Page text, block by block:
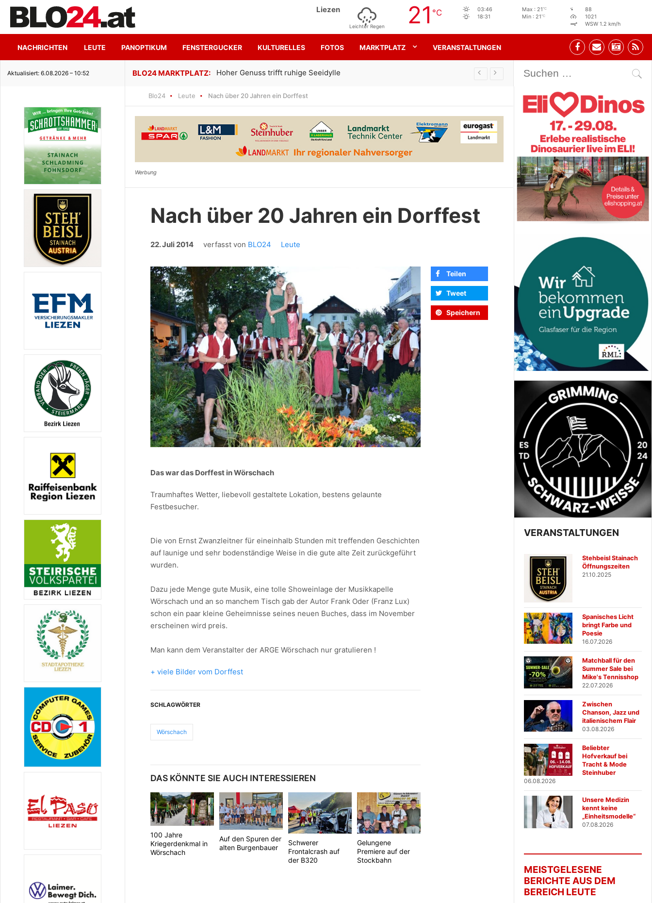
Liezen
Leichter Regen 21 °C
03:46
18:31
Max : 21°C
Min : 21°C
88
1021
WSW 1.2 km/h
NACHRICHTEN LEUTE PANOPTIKUM FENSTERGUCKER KULTURELLES FOTOS MARKTPLATZ VERANSTALTUNGEN
Aktualisiert: 6.08.2026 – 10:52
Seeidylle Gemeinsam für den SK Sturm Stehbeisl Stainach Öffnungszeiten
Blo24 Leute Nach über 20 Jahren ein Dorffest
Nach über 20 Jahren ein Dorffest
22. Juli 2014 verfasst von BLO24 Leute
Das war das Dorffest in Wörschach
Traumhaftes Wetter, liebevoll gestaltete Lokation, bestens gelaunte
Festbesucher.
Die von Ernst Zwanzleitner für eineinhalb Stunden mit treffenden Geschichten
auf launige und sehr bodenständige Weise in die gute alte Zeit zurückgeführt
wurden.
Dazu jede Menge gute Musik, eine tolle Showeinlage der Musikkapelle
Wörschach und an so manchem Tisch gab der Autor Frank Oder (Franz Lux)
schon ein paar kleine Geheimnisse seines neuen Buches, dass im November
erscheinen wird preis.
Man kann dem Veranstalter der ARGE Wörschach nur gratulieren !
+ viele Bilder vom Dorffest
SCHLAGWÖRTER
Wörschach
DAS KÖNNTE SIE AUCH INTERESSIEREN
100 Jahre
Kriegerdenkmal in
Wörschach
Auf den Spuren der
alten Burgenbauer
Schwerer
Frontalcrash auf
der B320
Gelungene
Premiere auf der
Stockbahn
Teilen
Tweet
Speichern
VERANSTALTUNGEN
Stehbeisl Stainach
Öffnungszeiten
21.10.2025
Spanisches Licht
bringt Farbe und
Poesie
16.07.2026
Matchball für den
Summer Sale bei
Mike's Tennisshop
22.07.2026
Zwischen
Chanson, Jazz und
italienischem Flair
03.08.2026
Beliebter
Hofverkauf bei
Tracht & Mode
Steinhuber
06.08.2026
Unsere Medizin
kennt keine
„Einheitsmodelle“
07.08.2026
MEISTGELESENE
BERICHTE AUS DEM
BEREICH LEUTE